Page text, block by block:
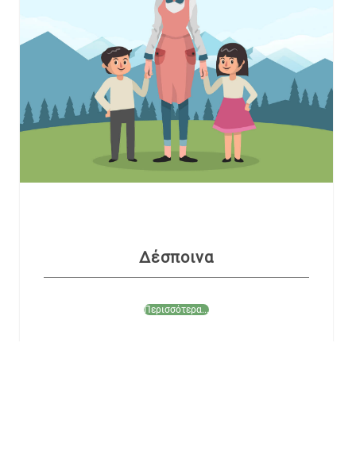
Δέσποινα
Περισσότερα...